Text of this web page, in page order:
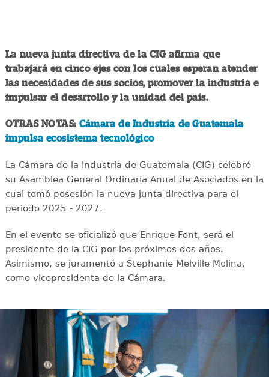
La nueva junta directiva de la CIG afirma que
trabajará en cinco ejes con los cuales esperan atender
las necesidades de sus socios, promover la industria e
impulsar el desarrollo y la unidad del país.
OTRAS NOTAS: Cámara de Industria de Guatemala
impulsa ecosistema tecnológico
La Cámara de la Industria de Guatemala (CIG) celebró
su Asamblea General Ordinaria Anual de Asociados en la
cual tomó posesión la nueva junta directiva para el
periodo 2025 - 2027.
En el evento se oficializó que Enrique Font, será el
presidente de la CIG por los próximos dos años.
Asimismo, se juramentó a Stephanie Melville Molina,
como vicepresidenta de la Cámara.